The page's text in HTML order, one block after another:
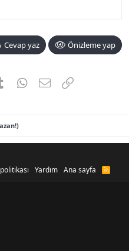
Cevap yaz Önizleme yap
TumblrWhatsApp
E-postaLink
Yardım Ana sayfa
R
S